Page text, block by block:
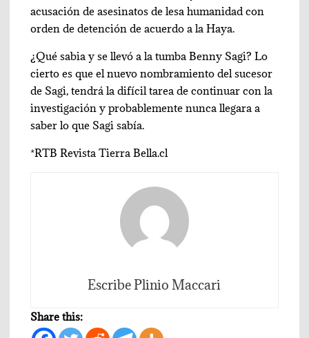
acusación de asesinatos de lesa humanidad con
orden de detención de acuerdo a la Haya.
¿Qué sabia y se llevó a la tumba Benny Sagi? Lo
cierto es que el nuevo nombramiento del sucesor
de Sagi, tendrá la difícil tarea de continuar con la
investigación y probablemente nunca llegara a
saber lo que Sagi sabía.
*RTB Revista Tierra Bella.cl
Escribe Plinio Maccari
Share this: